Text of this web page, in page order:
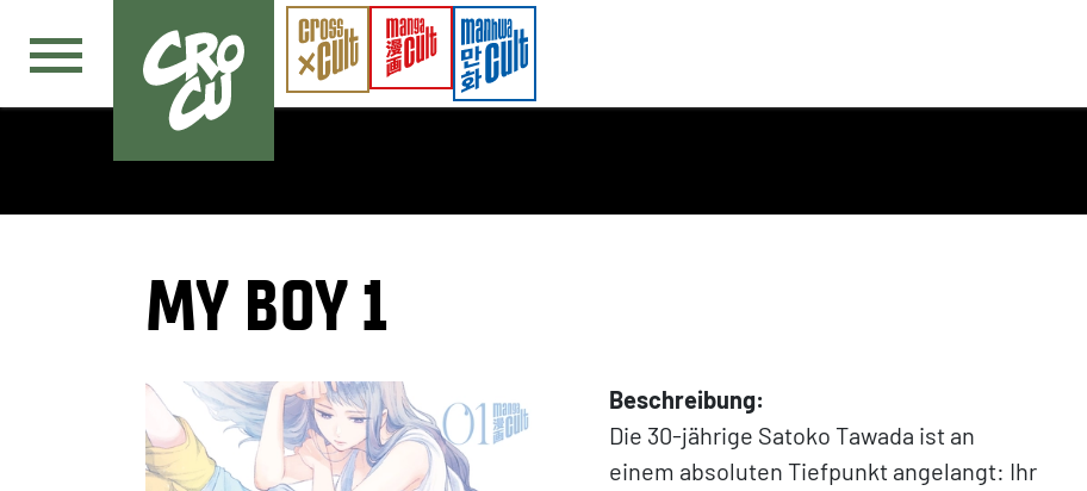
MY BOY 1
Beschreibung:
Die 30-jährige Satoko Tawada ist an
einem absoluten Tiefpunkt angelangt: Ihr